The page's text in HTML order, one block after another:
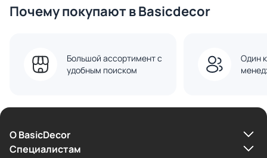
Почему покупают в Basicdecor
Большой ассортимент с
удобным поиском
Один
О BasicDecor
Cпециалистам